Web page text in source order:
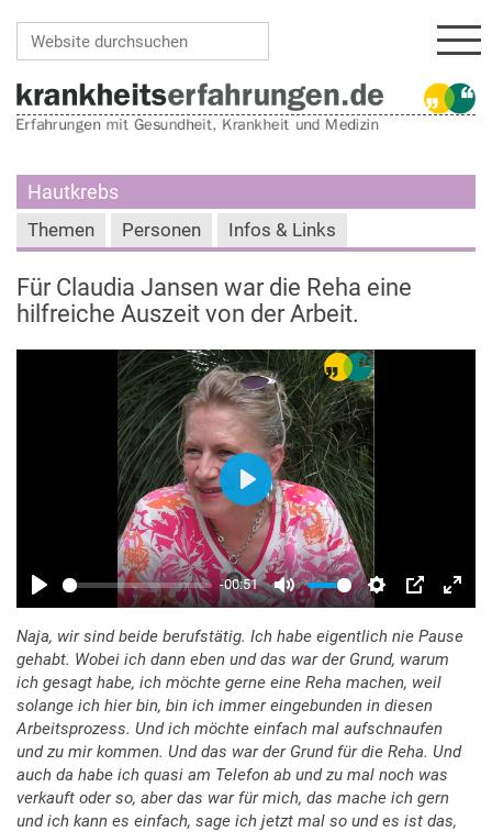
Hautkrebs
Themen Personen Infos & Links
Für Claudia Jansen war die Reha eine
hilfreiche Auszeit von der Arbeit.
Naja, wir sind beide berufstätig. Ich habe eigentlich nie Pause
gehabt. Wobei ich dann eben und das war der Grund, warum
ich gesagt habe, ich möchte gerne eine Reha machen, weil
solange ich hier bin, bin ich immer eingebunden in diesen
Arbeitsprozess. Und ich möchte einfach mal aufschnaufen
und zu mir kommen. Und das war der Grund für die Reha. Und
auch da habe ich quasi am Telefon ab und zu mal noch was
verkauft oder so, aber das war für mich, das mache ich gern
und ich kann es einfach, sage ich jetzt mal so und es ist das,